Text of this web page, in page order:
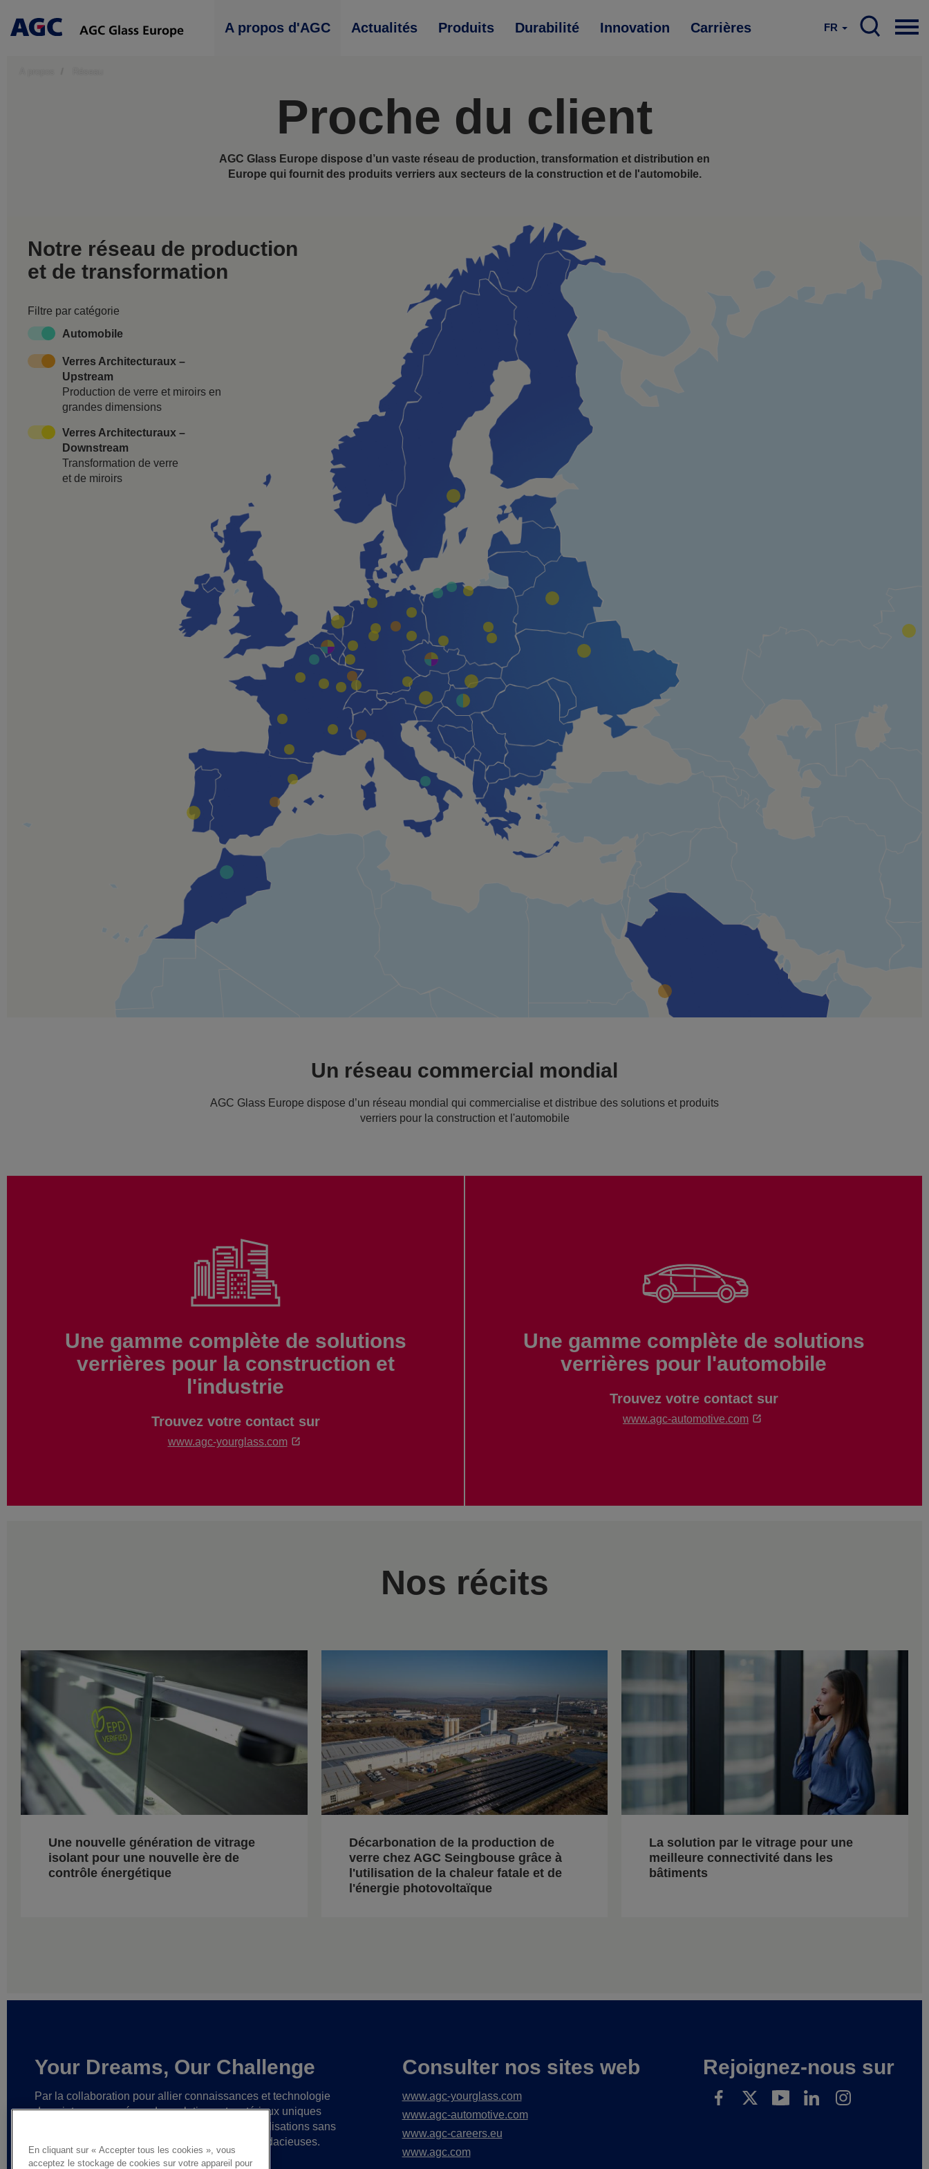
Main
A propos d'AGC Actualités Produits Durabilité Innovation Carrières FR
Proche du client
AGC Glass Europe dispose d’un vaste réseau de production, transformation et distribution en
Europe qui fournit des produits verriers aux secteurs de la construction et de l'automobile.
Notre réseau de production
et de transformation
Filtre par catégorie
Automobile
Verres Architecturaux –
Upstream
Production de verre et miroirs en
grandes dimensions
Verres Architecturaux –
Downstream
Transformation de verre
et de miroirs
Un réseau commercial mondial
AGC Glass Europe dispose d’un réseau mondial qui commercialise et distribue des solutions et produits
verriers pour la construction et l'automobile
Une gamme complète de solutions
verrières pour la construction et
l'industrie
Trouvez votre contact sur
www.agc-yourglass.com
Une gamme complète de solutions
verrières pour l'automobile
Trouvez votre contact sur
www.agc-automotive.com
Nos récits
Une nouvelle génération de vitrage
isolant pour une nouvelle ère de
contrôle énergétique
Décarbonation de la production de
verre chez AGC Seingbouse grâce à
l'utilisation de la chaleur fatale et de
l'énergie photovoltaïque
La solution par le vitrage pour une
meilleure connectivité dans les
bâtiments
Your Dreams, Our Challenge
Par la collaboration pour allier connaissances et technologie
de pointe,nous créons des solutions et matériaux uniques
en vue de réalisations sans
et d’idées toujours plus audacieuses.
Consulter nos sites web
www.agc-yourglass.com
www.agc-automotive.com
www.agc-careers.eu
www.agc.com
Rejoignez-nous sur
En cliquant sur « Accepter tous les cookies », vous
acceptez le stockage de cookies sur votre appareil pour